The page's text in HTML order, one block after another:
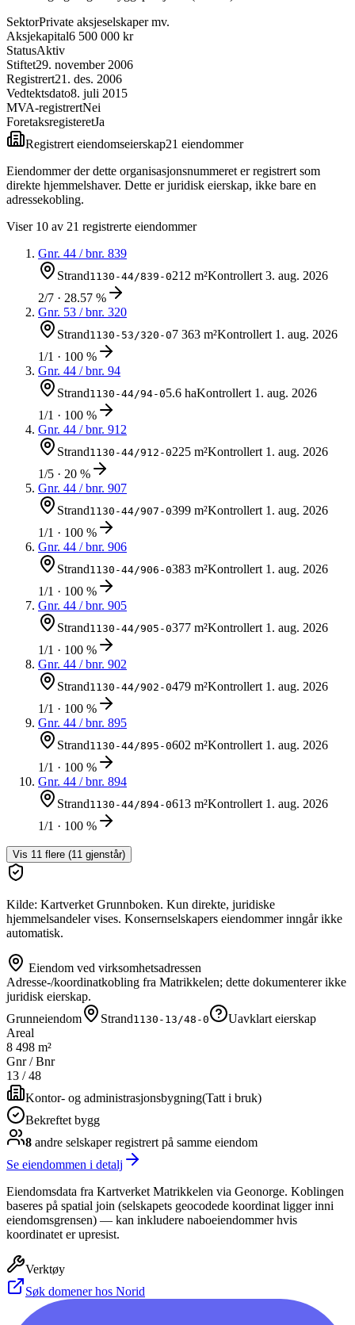
SektorPrivate aksjeselskaper mv.
Aksjekapital6 500 000 kr
StatusAktiv
Stiftet29. november 2006
Registrert21. des. 2006
Vedtektsdato8. juli 2015
MVA-registrertNei
ForetaksregisteretJa
Registrert eiendomseierskap21 eiendommer
Eiendommer der dette organisasjonsnummeret er registrert som
direkte hjemmelshaver. Dette er juridisk eierskap, ikke bare en
adressekobling.
Viser 10 av 21 registrerte eiendommer
Gnr. 44 / bnr. 839
Strand1130-44/839-0212 m²Kontrollert3. aug. 2026
2/7 · 28.57 %
Gnr. 53 / bnr. 320
Strand1130-53/320-07 363 m²Kontrollert 1. aug. 2026
1/1 · 100 %
Gnr. 44 / bnr. 94
Strand1130-44/94-05.6 haKontrollert 1. aug. 2026
1/1 · 100 %
Gnr. 44 / bnr. 912
Strand1130-44/912-0225 m²Kontrollert 1. aug. 2026
1/5 · 20 %
Gnr. 44 / bnr. 907
Strand1130-44/907-0399 m²Kontrollert 1. aug. 2026
1/1 · 100 %
Gnr. 44 / bnr. 906
Strand1130-44/906-0383 m²Kontrollert 1. aug. 2026
1/1 · 100 %
Gnr. 44 / bnr. 905
Strand1130-44/905-0377 m²Kontrollert 1. aug. 2026
1/1 · 100 %
Gnr. 44 / bnr. 902
Strand1130-44/902-0479 m²Kontrollert 1. aug. 2026
1/1 · 100 %
Gnr. 44 / bnr. 895
Strand1130-44/895-0602 m²Kontrollert 1. aug. 2026
1/1 · 100 %
Gnr. 44 / bnr. 894
Strand1130-44/894-0613 m²Kontrollert 1. aug. 2026
1/1 · 100 %
Vis 11 flere (11 gjenstår)
Kilde: Kartverket Grunnboken. Kun direkte, juridiske
hjemmelsandeler vises. Konsernselskapers eiendommer inngår ikke
automatisk.
Eiendom ved virksomhetsadressen
Adresse-/koordinatkobling fra Matrikkelen; dette dokumenterer ikke
juridisk eierskap.
Grunneiendom
Strand1130-13/48-0
Uavklart eierskap
Areal
8 498 m²
Gnr / Bnr
13 /48
Kontor- og administrasjonsbygning(Tatt i bruk)
Bekreftet bygg
8 andre selskaperregistrert på samme eiendom
Se eiendommen i detalj
Eiendomsdata fra Kartverket Matrikkelen via Geonorge. Koblingen
baseres på spatial join (selskapets geocodede koordinat ligger inni
eiendomsgrensen) — kan inkludere naboeiendommer hvis
koordinatet er upresist.
Verktøy
Søk domener hos Norid